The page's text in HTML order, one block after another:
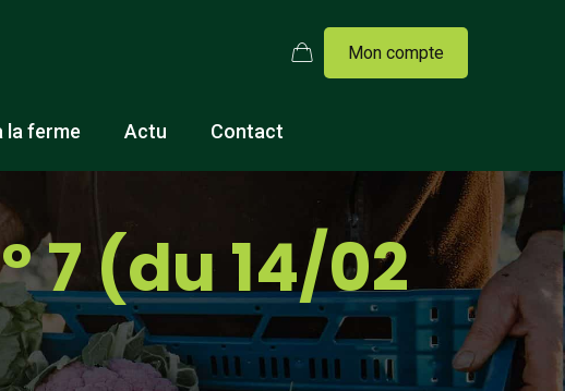
Mon compte
la ferme Actu Contact
7 (du 14/02